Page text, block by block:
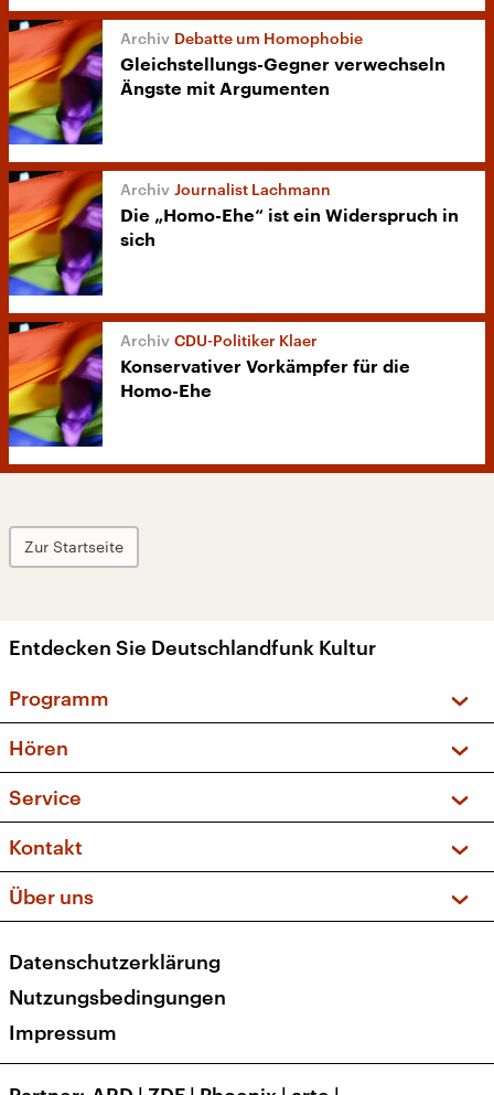
Debatte um Homophobie
Gleichstellungs-Gegner verwechseln
Ängste mit Argumenten
Journalist Lachmann
Die „Homo-Ehe“ ist ein Widerspruch in
sich
CDU-Politiker Klaer
Konservativer Vorkämpfer für die
Homo-Ehe
Zur Startseite
Entdecken Sie Deutschlandfunk Kultur
Programm
Sendungen und Podcasts
Musikliste
Kakadu – Das Kinderprogramm
Hören
Frequenzen (UKW + DAB+)
Service
FAQ
Apps
Newsletter
Kontakt
Social Media
Über uns
Presse
Karriere
Transparenz
Datenschutzerklärung
Nutzungsbedingungen
Impressum